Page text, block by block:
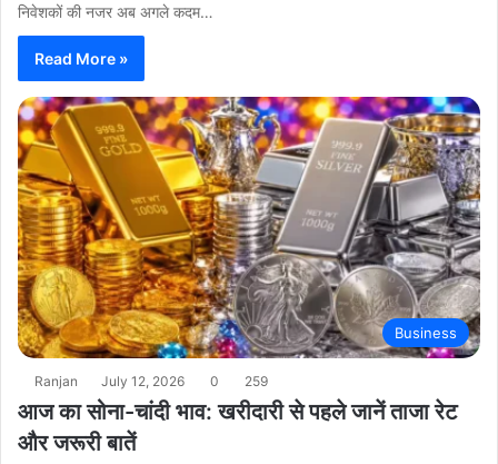
निवेशकों की नजर अब अगले कदम…
Read More »
Business
Ranjan July 12, 2026 0 259
आज का सोना-चांदी भाव: खरीदारी से पहले जानें ताजा रेट
और जरूरी बातें